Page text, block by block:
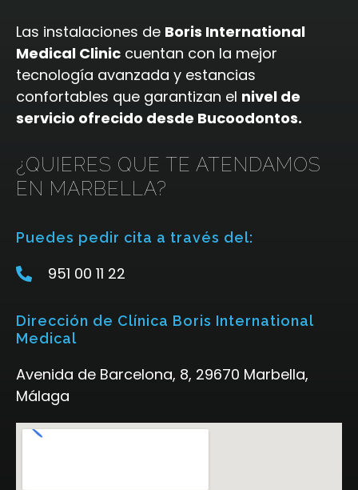
Las instalaciones de Boris International
Medical Clinic cuentan con la mejor
tecnología avanzada y estancias
confortables que garantizan el nivel de
servicio ofrecido desde Bucoodontos.
¿QUIERES QUE TE ATENDAMOS
EN MARBELLA?
Puedes pedir cita a través del:
951 00 11 22
Dirección de Clínica Boris International
Medical
Avenida de Barcelona, 8, 29670 Marbella,
Málaga